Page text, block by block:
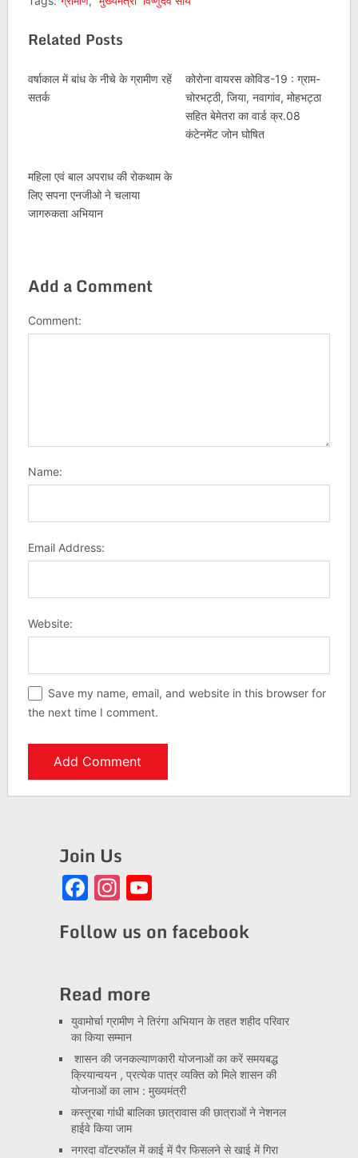
Related Posts
वर्षाकाल में बांध के नीचे के ग्रामीण रहें
सतर्क
कोरोना वायरस कोविड-19 : ग्राम-
चोरभट्ठी, जिया, नवागांव, मोहभट्ठा
सहित बेमेतरा का वार्ड क्र.08
कंटेनमेंट जोन घोषित
महिला एवं बाल अपराध की रोकथाम के
लिए सपना एनजीओ ने चलाया
जागरुकता अभियान
Add a Comment
Comment:
Name:
Email Address:
Website:
Save my name, email, and website in this browser for
the next time I comment.
Join Us
Facebook
Instagram
YouTube
Follow us on facebook
Read more
युवामोर्चा ग्रामीण ने तिरंगा अभियान के तहत शहीद परिवार
का किया सम्मान
शासन की जनकल्याणकारी योजनाओं का करें समयबद्ध
क्रियान्वयन , प्रत्येक पात्र व्यक्ति को मिले शासन की
योजनाओं का लाभ : मुख्यमंत्री
कस्तूरबा गांधी बालिका छात्रावास की छात्राओं ने नेशनल
हाईवे किया जाम
नगरदा वॉटरफॉल में काई में पैर फिसलने से खाई में गिरा